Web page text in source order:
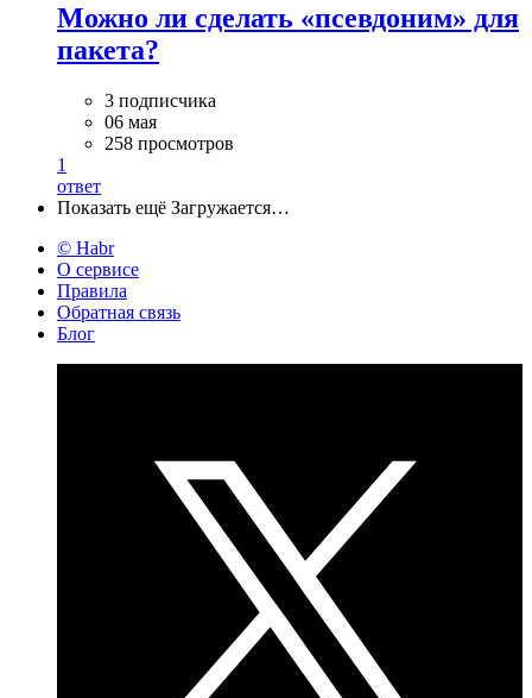
Можно ли сделать «псевдоним» для
пакета?
3 подписчика
06 мая
258 просмотров
1
ответ
Показать ещё Загружается…
© Habr
О сервисе
Правила
Обратная связь
Блог